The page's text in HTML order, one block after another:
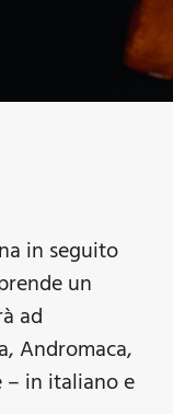
in seguito
un
ad
Andromaca,
– in italiano e